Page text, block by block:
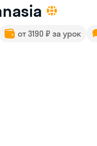
от 3190 ₽ за урок